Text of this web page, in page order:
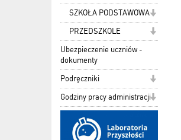
SZKOŁA PODSTAWOWA
PRZEDSZKOLE
Ubezpieczenie uczniów -
dokumenty
Podręczniki
Godziny pracy administracji